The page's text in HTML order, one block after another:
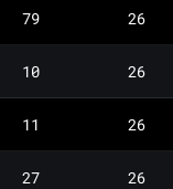
79 26
10 26
11 26
27 26